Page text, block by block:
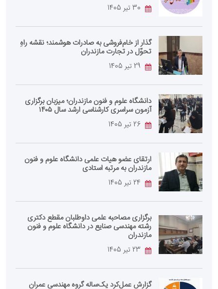
گذار از خام‌فروشی به صادرات هوشمند؛ نقشه راهِ
تحوّل در تجارت مازندران
دانشگاه علوم و فنون مازندران؛ میزبان برگزاری
آزمون سراسری کارشناسی‌ ارشد سال ۱۴۰۵
ارتقای عضو هیات علمی دانشگاه علوم و فنون
مازندران به مرتبه استادی
برگزاری مصاحبه علمی داوطلبان مقطع دکتری
رشته مهندسی صنایع در دانشگاه علوم و فنون
مازندران
گزارش عمل‌کرد یک‌ساله گروه مهندسی عمران